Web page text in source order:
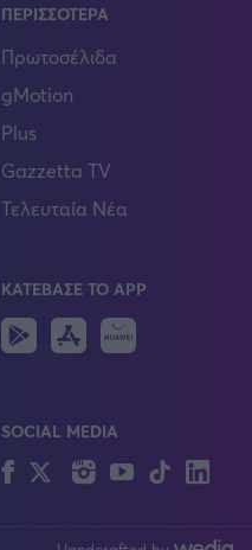
ΠΕΡΙΣΣΟΤΕΡΑ
Πρωτοσέλιδα
gMotion
Plus
Gazzetta TV
Τελευταία Νέα
ΚΑΤΕΒΑΣΕ ΤΟ APP
Android
IOS
SOCIAL MEDIA
FacebookTwitterInstagram
YouTubeTikTok